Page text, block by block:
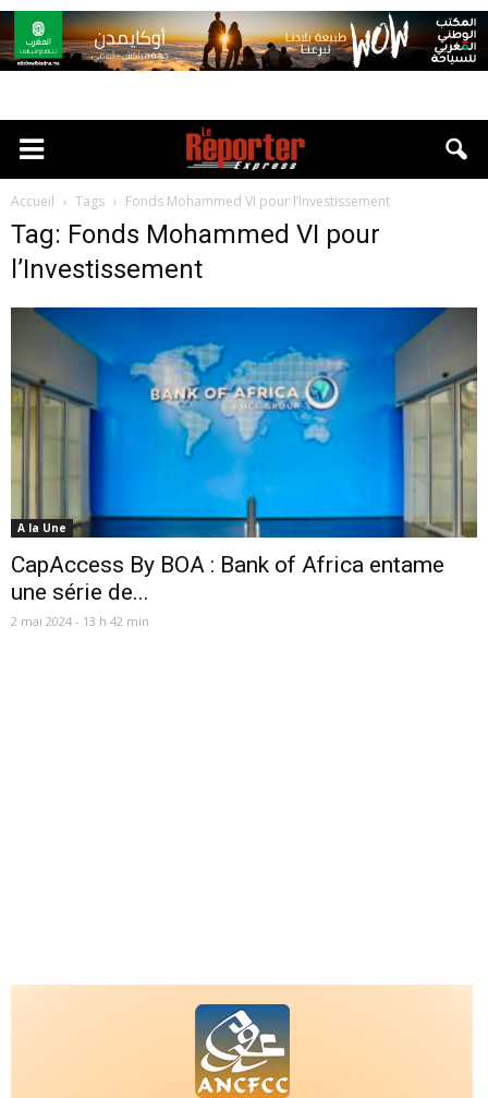
Accueil Tags Fonds Mohammed VI pour l’Investissement
Tag: Fonds Mohammed VI pour
l’Investissement
A la Une
CapAccess By BOA : Bank of Africa entame
une série de...
2 mai 2024 - 13 h 42 min